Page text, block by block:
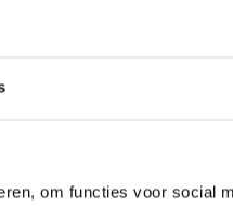
om functies voor social
en kern versterkt. Met
alleen je